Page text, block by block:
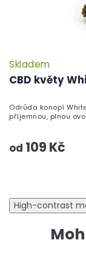
CBD květy
Skladem
od 109 Kč
Odrůda konopí
příjemnou, plnou
High-contrast